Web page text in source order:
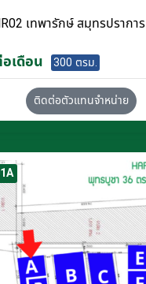
เทพารักษ์ สมุทรปราการ
เดือน 300 ตรม.
ติดต่อตัวแทนจำหน่าย